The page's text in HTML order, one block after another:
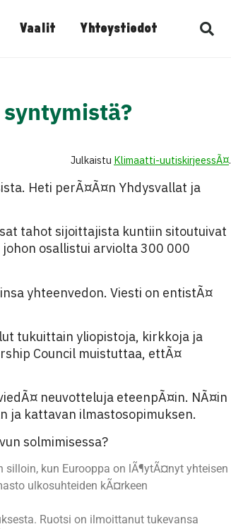
Vaalit Yhteystiedot
Julkaistu Klimaatti-uutiskirjeessÃ¤.
Heti perÃ¤Ã¤n Yhdysvallat ja
tahot sijoittajista kuntiin sitoutuivat
osallistui arviolta 300 000
yhteenvedon. Viesti on entistÃ¤
tukuittain yliopistoja, kirkkoja ja
Council muistuttaa, ettÃ¤
neuvotteluja eteenpÃ¤in. NÃ¤in
ja kattavan ilmastosopimuksen.
solmimisessa?
kun Eurooppa on lÃ¶ytÃ¤nyt yhteisen
ulkosuhteiden kÃ¤rkeen
Ruotsi on ilmoittanut tukevansa